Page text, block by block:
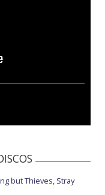
but Thieves, Stray